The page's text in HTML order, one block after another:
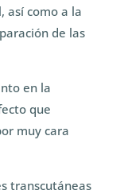
así como a la
de las
en la
que
muy cara
transcutáneas